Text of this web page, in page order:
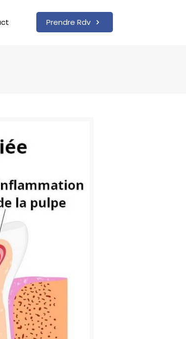
Prendre Rdv